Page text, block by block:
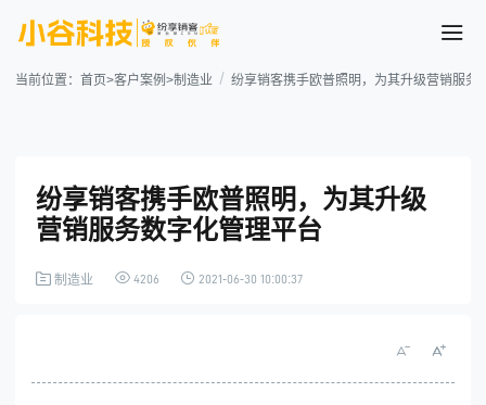
当前位置：首页>客户案例>制造业 纷享销客携手欧普照明，为其升级营销服务
纷享销客携手欧普照明，为其升级
营销服务数字化管理平台
制造业 4206 2021-06-30 10:00:37